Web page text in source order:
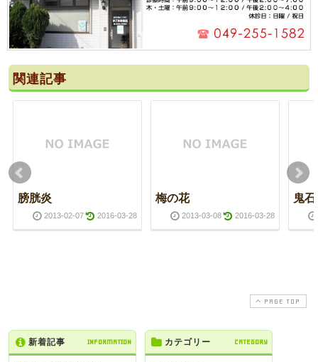
関連記事
膀胱炎
2013-02-07 2016-03-28
梅の花
2013-03-08 2016-03-28
鬼
PAGE TOP
新着記事 INFORMATION カテゴリー CATEGORY